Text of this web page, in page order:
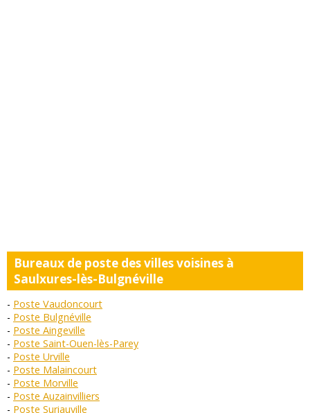
Bureaux de poste des villes voisines à
Saulxures-lès-Bulgnéville
Poste Vaudoncourt
Poste Bulgnéville
Poste Aingeville
Poste Saint-Ouen-lès-Parey
Poste Urville
Poste Malaincourt
Poste Morville
Poste Auzainvilliers
Poste Suriauville